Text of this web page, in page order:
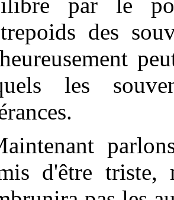
des
les
d'être